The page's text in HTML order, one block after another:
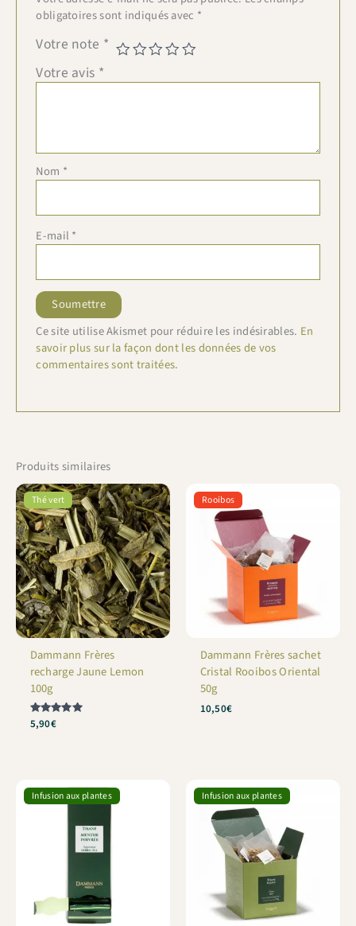
obligatoires sont indiqués avec *
Votre note *
Votre avis *
Nom *
E-mail *
Ce site utilise Akismet pour réduire les indésirables. En
savoir plus sur la façon dont les données de vos
commentaires sont traitées.
Produits similaires
Thé vert
Dammann Frères
recharge Jaune Lemon
100g
Note
5,90€
Rooibos
Dammann Frères sachet
Cristal Rooibos Oriental
50g
10,50€
Infusion aux plantes Infusion aux plantes